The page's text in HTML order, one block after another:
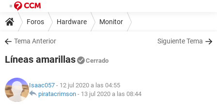
Foros Hardware Monitor
Tema Anterior Siguiente Tema
Líneas amarillas Cerrado
Isaac057 - 12 jul 2020 a las 04:55
piratacrimson - 13 jul 2020 a las 08:44